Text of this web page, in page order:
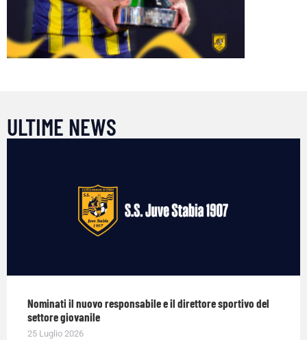
ULTIME NEWS
Nominati il nuovo responsabile e il direttore sportivo del
settore giovanile
25 Luglio 2026